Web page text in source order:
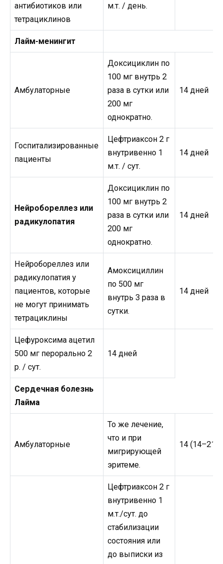
антибиотиков или
тетрациклинов
м.т. / день.
Лайм-менингит
Амбулаторные
Доксициклин по
100 мг внутрь 2
раза в сутки или
200 мг
однократно.
14 дней
Госпитализированные
пациенты
Цефтриаксон 2 г
внутривенно 1
м.т. / сут.
14 дней
Нейробореллез или
радикулопатия
Доксициклин по
100 мг внутрь 2
раза в сутки или
200 мг
однократно.
14 дней
Нейробореллез или
радикулопатия у
пациентов, которые
не могут принимать
тетрациклины
Амоксициллин
по 500 мг
внутрь 3 раза в
сутки.
14 дней
Цефуроксима ацетил
500 мг перорально 2
р. / сут.
14 дней
Сердечная болезнь
Лайма
Амбулаторные
То же лечение,
что и при
мигрирующей
эритеме.
14 (14–21)
Цефтриаксон 2 г
внутривенно 1
м.т./сут. до
стабилизации
состояния или
до выписки из